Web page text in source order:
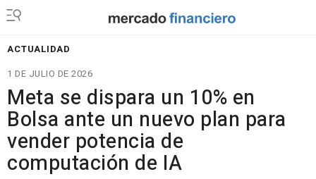
ACTUALIDAD
1 DE JULIO DE 2026
Meta se dispara un 10% en
Bolsa ante un nuevo plan para
vender potencia de
computación de IA